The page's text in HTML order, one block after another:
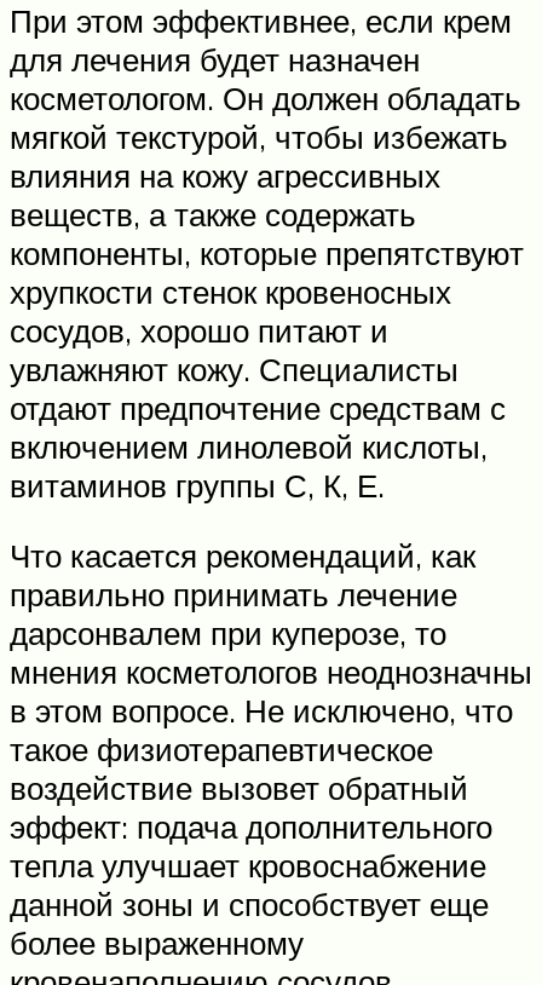
При этом эффективнее, если крем
для лечения будет назначен
косметологом. Он должен обладать
мягкой текстурой, чтобы избежать
влияния на кожу агрессивных
веществ, а также содержать
компоненты, которые препятствуют
хрупкости стенок кровеносных
сосудов, хорошо питают и
увлажняют кожу. Специалисты
отдают предпочтение средствам с
включением линолевой кислоты,
витаминов группы С, К, Е.
Что касается рекомендаций, как
правильно принимать лечение
дарсонвалем при куперозе, то
мнения косметологов неоднозначны
в этом вопросе. Не исключено, что
такое физиотерапевтическое
воздействие вызовет обратный
эффект: подача дополнительного
тепла улучшает кровоснабжение
данной зоны и способствует еще
более выраженному